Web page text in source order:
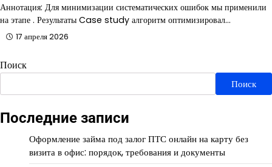
Аннотация: Для минимизации систематических ошибок мы применили
на этапе . Результаты Case study алгоритм оптимизировал…
17 апреля 2026
Поиск
Поиск
Последние записи
Оформление займа под залог ПТС онлайн на карту без
визита в офис: порядок, требования и документы